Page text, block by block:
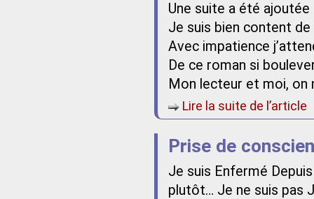
Une suite a été
Je suis bien content
Avec impatience
De ce roman si
Mon lecteur et moi, on
Lire la suite de l’article
Prise de
Je suis Enfermé
plutôt… Je ne suis pas